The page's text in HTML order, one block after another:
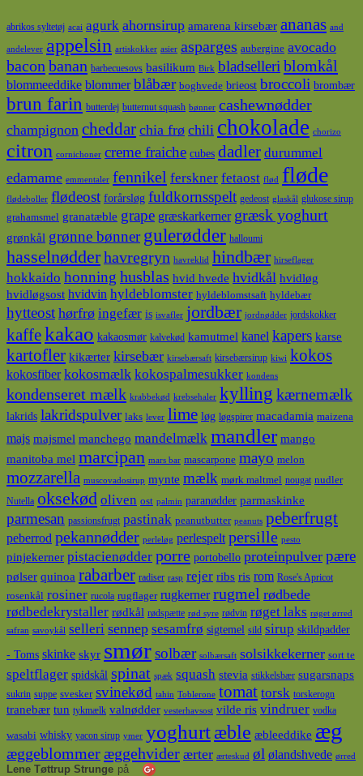
abrikos syltetøj acai agurk ahornsirup amarena kirsebær ananas and
andelever appelsin artiskokker asier asparges aubergine avocado
bacon banan barbecuesovs basilikum Birk bladselleri blomkål
blommeeddike blommer blåbær boghvede brieost broccoli brombær
brun farin butterdej butternut squash bønner cashewnødder
champignon cheddar chia frø chili chokolade chorizo
citron cornichoner creme fraiche cubes dadler durummel
edamame emmentaler fennikel ferskner fetaost flød fløde
flødeboller flødeost forårsløg fuldkornsspelt gedeost glaskål glukose sirup
grahamsmel granatæble grape græskarkerner græsk yoghurt
grønkål grønne bønner gulerødder halloumi
hasselnødderhavregryn havreklid hindbær hirseflager
hokkaido honning husblas hvid hvede hvidkål hvidløg
hvidløgsost hvidvin hyldeblomster hyldeblomstsaft hyldebær
hytteost hørfrø ingefær is isvafler jordbær jordnødder jordskokker
kaffekakao kakaosmør kalvekød kamutmel kanel kapers karse
kartofler kikærter kirsebær kirsebærsaft kirsebærsirup kiwi kokos
kokosfiber kokosmælk kokospalmesukker kondens
kondenseret mælk krabbekød krebsehaler kylling kærnemælk
lakrids lakridspulver laks lever lime løg løgspirer macadamia maizena
majs majsmel manchego mandelmælk mandler mango
manitoba mel marcipan mars bar mascarpone mayo melon
mozzarella muscovadosirup mynte mælk mørk maltmel nougat nudler
Nutella oksekød oliven ost palmin paranødder parmaskinke
parmesan passionsfrugt pastinak peanutbutter peanuts peberfrugt
peberrod pekannødder perleløg perlespelt persille pesto
pinjekerner pistacienødder porre portobello proteinpulver pære
pølser quinoa rabarber radiser rasp rejer ribs ris rom Rose's Apricot
rosenkål rosiner rucola rugflager rugkerner rugmel rødbede
rødbedekrystaller rødkål rødspætte rød syre rødvin røget laks røget ørred
safran savoykål selleri sennep sesamfrø sigtemel sild sirup skildpadder
- Toms skinke skyr smørsolbær solbærsaft solsikkekerner sort te
speltflager spidskål spinat spæk squash stevia stikkelsbær sugarsnaps
sukrin suppe svesker svinekød tahin Toblerone tomat torsk torskerogn
tranebær tun tykmælk valnødder vesterhavsost vilde ris vindruer vodka
wasabi whisky yacon sirup ymer yoghurtæble æbleeddike æg
æggeblommeræggehvider ærter ærteskud øl ølandshvede ørred
Lene Tøttrup Strunge på